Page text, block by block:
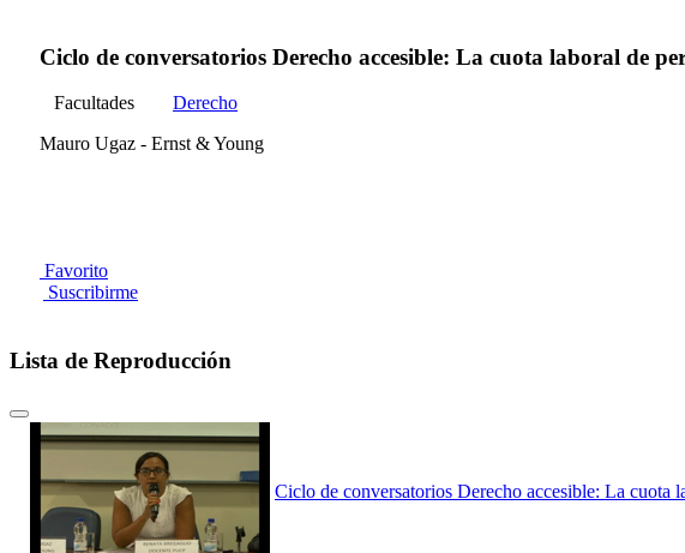
Ciclo de conversatorios Derecho accesible: La cuota laboral de
Facultades
Derecho
Mauro Ugaz - Ernst & Young
Favorito
Suscribirme
Lista de Reproducción
Ciclo de conversatorios Derecho accesible: La cuota